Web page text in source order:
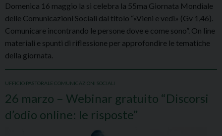
Domenica 16 maggio la si celebra la 55ma Giornata Mondiale
delle Comunicazioni Sociali dal titolo “«Vieni e vedi» (Gv 1,46).
Comunicare incontrando le persone dove e come sono”. On line
materiali e spunti di riflessione per approfondire le tematiche
della giornata.
UFFICIO PASTORALE COMUNICAZIONI SOCIALI
26 marzo – Webinar gratuito “Discorsi
d’odio online: le risposte”